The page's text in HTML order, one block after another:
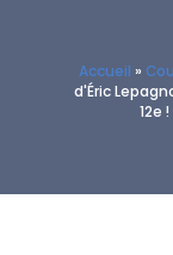
Accueil »
d'Éric
12e